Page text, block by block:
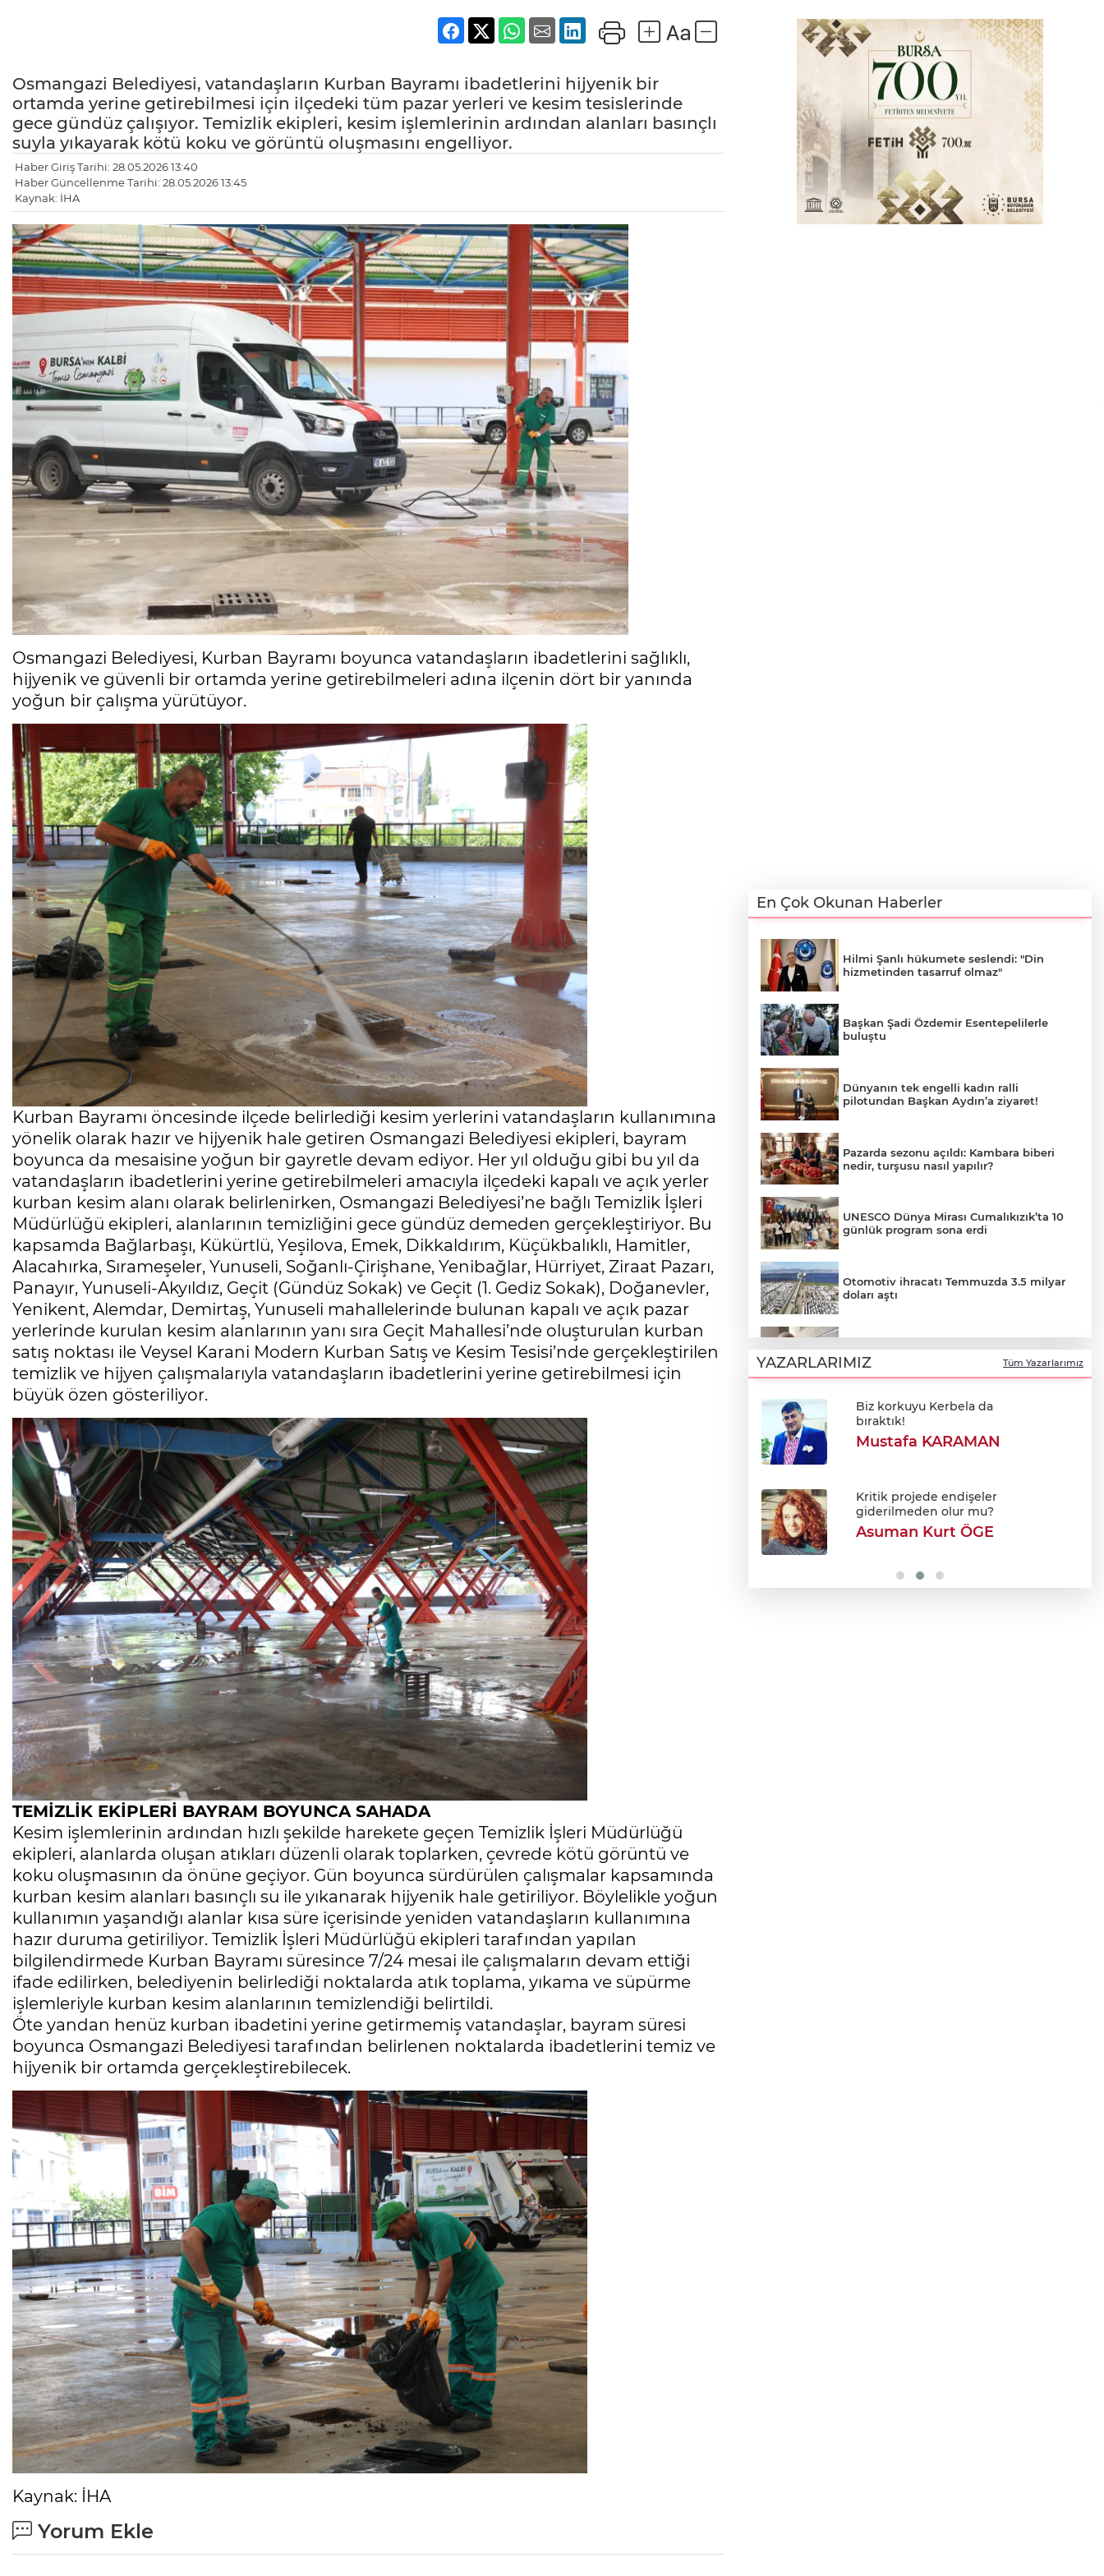
Osmangazi Belediyesi, vatandaşların Kurban Bayramı ibadetlerini hijyenik bir
ortamda yerine getirebilmesi için ilçedeki tüm pazar yerleri ve kesim tesislerinde
gece gündüz çalışıyor. Temizlik ekipleri, kesim işlemlerinin ardından alanları basınçlı
suyla yıkayarak kötü koku ve görüntü oluşmasını engelliyor.
Haber Giriş Tarihi: 28.05.2026 13:40
Haber Güncellenme Tarihi: 28.05.2026 13:45
Kaynak: İHA
Osmangazi Belediyesi, Kurban Bayramı boyunca vatandaşların ibadetlerini sağlıklı,
hijyenik ve güvenli bir ortamda yerine getirebilmeleri adına ilçenin dört bir yanında
yoğun bir çalışma yürütüyor.
Kurban Bayramı öncesinde ilçede belirlediği kesim yerlerini vatandaşların kullanımına
yönelik olarak hazır ve hijyenik hale getiren Osmangazi Belediyesi ekipleri, bayram
boyunca da mesaisine yoğun bir gayretle devam ediyor. Her yıl olduğu gibi bu yıl da
vatandaşların ibadetlerini yerine getirebilmeleri amacıyla ilçedeki kapalı ve açık yerler
kurban kesim alanı olarak belirlenirken, Osmangazi Belediyesi’ne bağlı Temizlik İşleri
Müdürlüğü ekipleri, alanlarının temizliğini gece gündüz demeden gerçekleştiriyor. Bu
kapsamda Bağlarbaşı, Kükürtlü, Yeşilova, Emek, Dikkaldırım, Küçükbalıklı, Hamitler,
Alacahırka, Sırameşeler, Yunuseli, Soğanlı-Çirişhane, Yenibağlar, Hürriyet, Ziraat Pazarı,
Panayır, Yunuseli-Akyıldız, Geçit (Gündüz Sokak) ve Geçit (1. Gediz Sokak), Doğanevler,
Yenikent, Alemdar, Demirtaş, Yunuseli mahallelerinde bulunan kapalı ve açık pazar
yerlerinde kurulan kesim alanlarının yanı sıra Geçit Mahallesi’nde oluşturulan kurban
satış noktası ile Veysel Karani Modern Kurban Satış ve Kesim Tesisi’nde gerçekleştirilen
temizlik ve hijyen çalışmalarıyla vatandaşların ibadetlerini yerine getirebilmesi için
büyük özen gösteriliyor.
TEMİZLİK EKİPLERİ BAYRAM BOYUNCA SAHADA
Kesim işlemlerinin ardından hızlı şekilde harekete geçen Temizlik İşleri Müdürlüğü
ekipleri, alanlarda oluşan atıkları düzenli olarak toplarken, çevrede kötü görüntü ve
koku oluşmasının da önüne geçiyor. Gün boyunca sürdürülen çalışmalar kapsamında
kurban kesim alanları basınçlı su ile yıkanarak hijyenik hale getiriliyor. Böylelikle yoğun
kullanımın yaşandığı alanlar kısa süre içerisinde yeniden vatandaşların kullanımına
hazır duruma getiriliyor. Temizlik İşleri Müdürlüğü ekipleri tarafından yapılan
bilgilendirmede Kurban Bayramı süresince 7/24 mesai ile çalışmaların devam ettiği
ifade edilirken, belediyenin belirlediği noktalarda atık toplama, yıkama ve süpürme
işlemleriyle kurban kesim alanlarının temizlendiği belirtildi.
Öte yandan henüz kurban ibadetini yerine getirmemiş vatandaşlar, bayram süresi
boyunca Osmangazi Belediyesi tarafından belirlenen noktalarda ibadetlerini temiz ve
hijyenik bir ortamda gerçekleştirebilecek.
Kaynak: İHA
Yorum Ekle
En Çok Okunan Haberler
Hilmi Şanlı hükumete seslendi: "Din
hizmetinden tasarruf olmaz"
Başkan Şadi Özdemir Esentepelilerle
buluştu
Dünyanın tek engelli kadın ralli
pilotundan Başkan Aydın’a ziyaret!
Pazarda sezonu açıldı: Kambara biberi
nedir, turşusu nasıl yapılır?
UNESCO Dünya Mirası Cumalıkızık’ta 10
günlük program sona erdi
Otomotiv ihracatı Temmuzda 3.5 milyar
doları aştı
aklımın ucundan bile geçmez"
Oktay Yılmaz: "Spor yapmayan çocuk
kalmayacak"
Şehir Hastanesi'nde otopark çilesi
YAZARLARIMIZ Tüm Yazarlarımız
Mesele çöp değil, Bursa'nın
geleceği
Sibel BARUTCU
Ölüyor!
Uğur Ozan Özen
Abdullah ULUYURT
Gölgelerin anlamı!
İbrahim ÖGE
Biz korkuyu Kerbela da
bıraktık!
Mustafa KARAMAN
Kritik projede endişeler
giderilmeden olur mu?
Asuman Kurt ÖGE